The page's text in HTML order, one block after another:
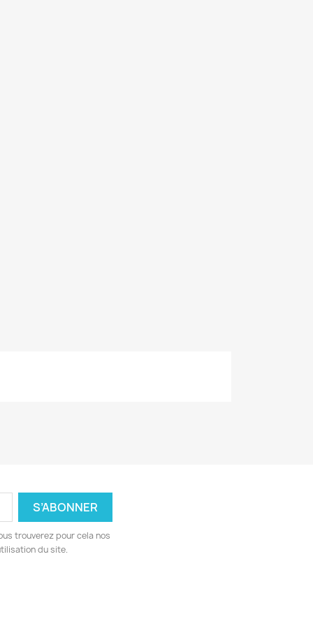
trouverez pour cela nos
du site.